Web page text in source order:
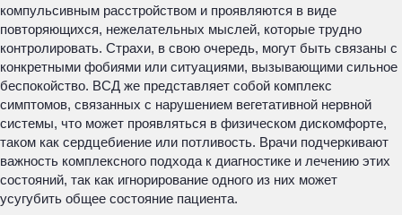
компульсивным расстройством и проявляются в виде
повторяющихся, нежелательных мыслей, которые трудно
контролировать. Страхи, в свою очередь, могут быть связаны с
конкретными фобиями или ситуациями, вызывающими сильное
беспокойство. ВСД же представляет собой комплекс
симптомов, связанных с нарушением вегетативной нервной
системы, что может проявляться в физическом дискомфорте,
таком как сердцебиение или потливость. Врачи подчеркивают
важность комплексного подхода к диагностике и лечению этих
состояний, так как игнорирование одного из них может
усугубить общее состояние пациента.